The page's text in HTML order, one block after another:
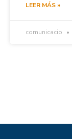
LEER MÁS »
comunicacio